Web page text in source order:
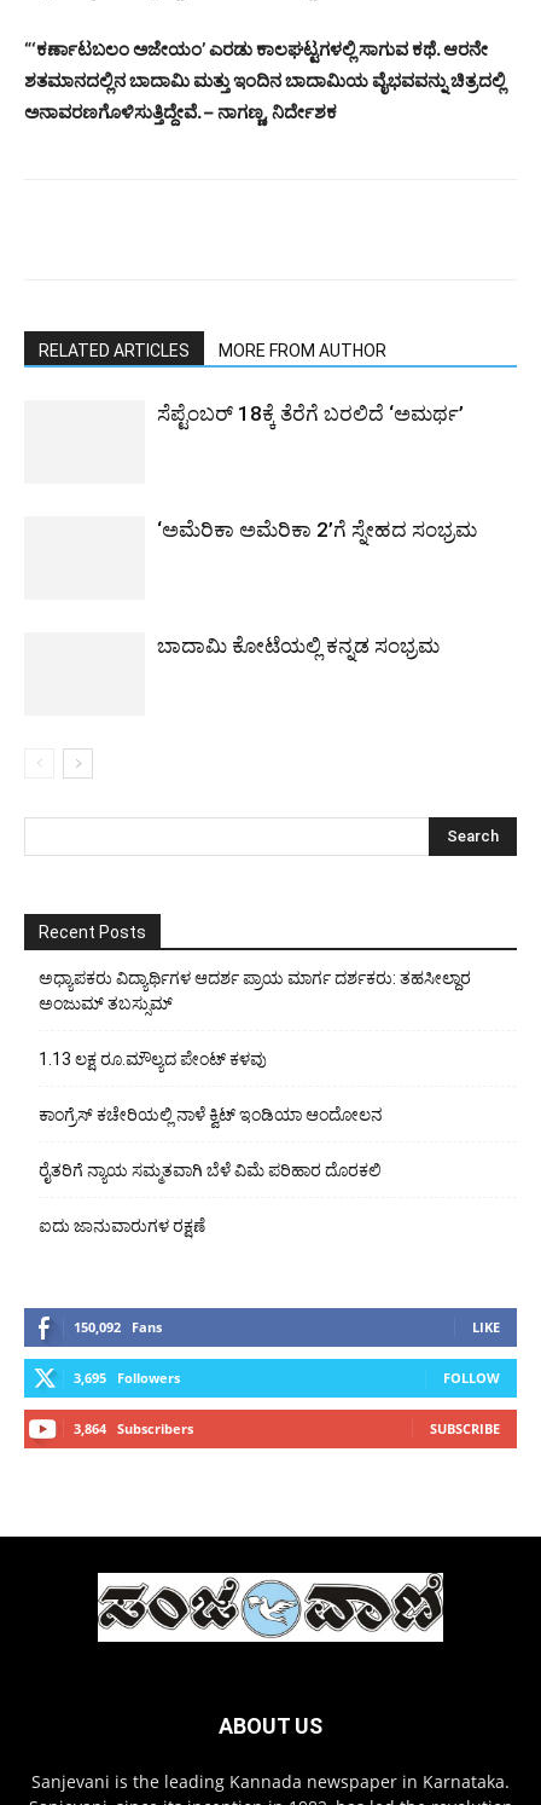
“‘ಕರ್ಣಾಟಬಲಂ ಅಜೇಯಂ’ ಎರಡು ಕಾಲಘಟ್ಟಗಳಲ್ಲಿ ಸಾಗುವ ಕಥೆ. ಆರನೇ
ಶತಮಾನದಲ್ಲಿನ ಬಾದಾಮಿ ಮತ್ತು ಇಂದಿನ ಬಾದಾಮಿಯ ವೈಭವವನ್ನು ಚಿತ್ರದಲ್ಲಿ
ಅನಾವರಣಗೊಳಿಸುತ್ತಿದ್ದೇವೆ. – ನಾಗಣ್ಣ, ನಿರ್ದೇಶಕ
RELATED ARTICLES MORE FROM AUTHOR
ಸೆಪ್ಟೆಂಬರ್ 18ಕ್ಕೆ ತೆರೆಗೆ ಬರಲಿದೆ ‘ಅಮರ್ಥ’
‘ಅಮೆರಿಕಾ ಅಮೆರಿಕಾ 2’ಗೆ ಸ್ನೇಹದ ಸಂಭ್ರಮ
ಬಾದಾಮಿ ಕೋಟೆಯಲ್ಲಿ ಕನ್ನಡ ಸಂಭ್ರಮ
Recent Posts
ಅಧ್ಯಾಪಕರು ವಿದ್ಯಾರ್ಥಿಗಳ ಆದರ್ಶ ಪ್ರಾಯ ಮಾರ್ಗ ದರ್ಶಕರು: ತಹಸೀಲ್ದಾರ
ಅಂಜುಮ್ ತಬಸ್ಸುಮ್
1.13 ಲಕ್ಷ ರೂ.ಮೌಲ್ಯದ ಪೇಂಟ್ ಕಳವು
ಕಾಂಗ್ರೆಸ್ ಕಚೇರಿಯಲ್ಲಿ ನಾಳೆ ಕ್ವಿಟ್ ಇಂಡಿಯಾ ಆಂದೋಲನ
ರೈತರಿಗೆ ನ್ಯಾಯ ಸಮ್ಮತವಾಗಿ ಬೆಳೆ ವಿಮೆ ಪರಿಹಾರ ದೊರಕಲಿ
ಐದು ಜಾನುವಾರುಗಳ ರಕ್ಷಣೆ
150,092 Fans LIKE
3,695 Followers FOLLOW
3,864 Subscribers SUBSCRIBE
ABOUT US
Sanjevani is the leading Kannada newspaper in Karnataka.